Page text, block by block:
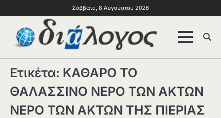
Σάββατο, 8 Αυγούστου 2026
Ετικέτα: ΚΑΘΑΡΟ ΤΟ
ΘΑΛΑΣΣΙΝΟ ΝΕΡΟ ΤΩΝ ΑΚΤΩΝ
ΝΕΡΟ ΤΩΝ ΑΚΤΩΝ ΤΗΣ ΠΙΕΡΙΑΣ